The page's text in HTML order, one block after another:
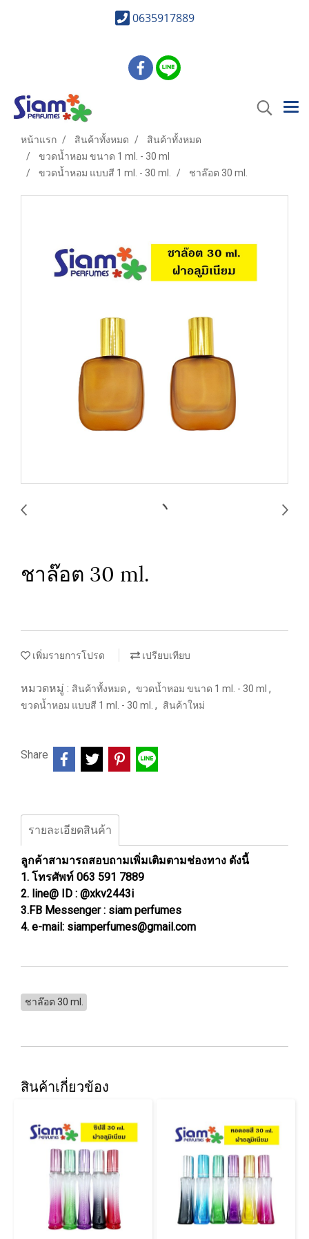
0635917889
หน้าแรก สินค้าทั้งหมด
สินค้าทั้งหมด
ขวดน้ำหอม ขนาด 1 ml. - 30 ml
ขวดน้ำหอม แบบสี 1 ml. - 30 ml.
ชาล๊อต 30 ml.
ชาล๊อต 30 ml.
เพิ่มรายการโปรด เปรียบเทียบ
หมวดหมู่ : สินค้าทั้งหมด , ขวดน้ำหอม ขนาด 1 ml. - 30 ml ,
ขวดน้ำหอม แบบสี 1 ml. - 30 ml. , สินค้าใหม่
Share
รายละเอียดสินค้า
ลูกค้าสามารถสอบถามเพิ่มเติมตามช่องทาง ดังนี้
1. โทรศัพท์ 063 591 7889
2. line@ ID : @xkv2443i
3.FB Messenger : siam perfumes
4. e-mail: siamperfumes@gmail.com
ชาล๊อต 30 ml.
สินค้าเกี่ยวข้อง